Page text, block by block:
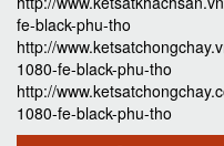
fe-black-phu-tho
http://
1080-fe-black-phu-tho
http://
1080-fe-black-phu-tho